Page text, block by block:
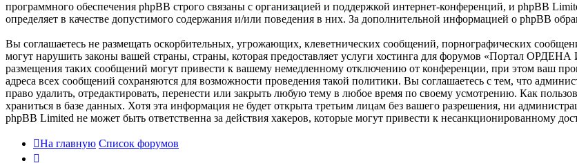
программного обеспечения phpBB строго связаны с организацией и поддержкой интернет-конференций, и phpBB
определяет в качестве допустимого содержания и/или поведения в них. За дополнительной информацией о phpBB
Вы соглашаетесь не размещать оскорбительных, угрожающих, клеветнических сообщений, порнографических
могут нарушить законы вашей страны, страны, которая предоставляет услуги хостинга для форумов «Портал
размещения таких сообщений могут привести к вашему немедленному отключению от конференции, при этом ваш
адреса всех сообщений сохраняются для возможности проведения такой политики. Вы соглашаетесь с тем, что
право удалить, отредактировать, перенести или закрыть любую тему в любое время по своему усмотрению. Как
храниться в базе данных. Хотя эта информация не будет открыта третьим лицам без вашего разрешения, ни
phpBB Limited не может быть ответственна за действия хакеров, которые могут привести к несанкционированному
На главную Список форумов